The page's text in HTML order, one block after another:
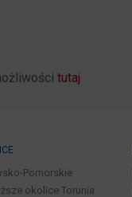
tutaj
Pomorskie
okolice Torunia